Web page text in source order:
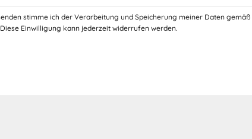
stimme ich der Verarbeitung und Speicherung meiner Daten
Einwilligung kann jederzeit widerrufen werden.